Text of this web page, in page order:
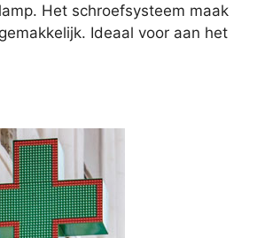
Het schroefsysteem maak
Ideaal voor aan het